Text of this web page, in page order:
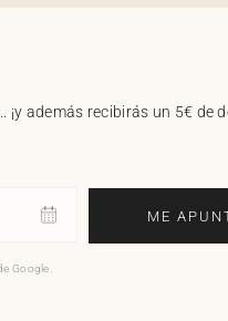
además recibirás un 5€ de
ME
Google.